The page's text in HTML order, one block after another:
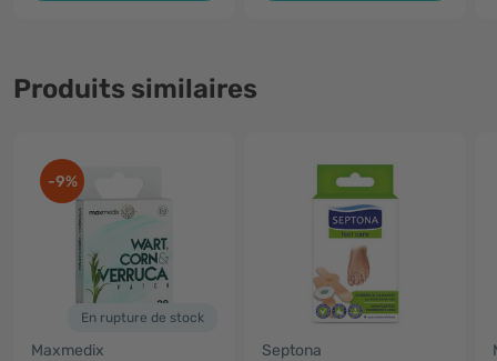
Produits similaires
-9%
En rupture de stock
Maxmedix Septona